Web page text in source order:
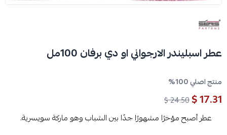
عطر اسبليندر الارجواني او دي برفان 100مل
منتج اصلي 100%
17.31 $
24.50 $
عطر أصبح مؤخرًا مشهورًا جدًا بين الشباب وهو ماركة سويسرية.